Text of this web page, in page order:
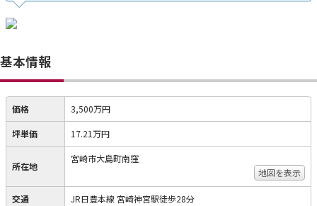
基本情報
価格 3,500万円
坪単価 17.21万円
所在地
宮崎市大島町南窪
地図を表示
交通 JR日豊本線 宮崎神宮駅徒歩28分